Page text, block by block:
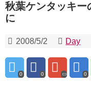
秋葉ケンタッキー
に
2008/5/2 Day
0 0 0